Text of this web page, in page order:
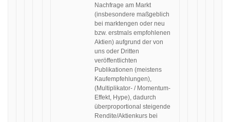
Nachfrage am Markt
(insbesondere maßgeblich
bei marktengen oder neu
bzw. erstmals empfohlenen
Aktien) aufgrund der von
uns oder Dritten
veröffentlichten
Publikationen (meistens
Kaufempfehlungen),
(Multiplikator- / Momentum-
Effekt, Hype), dadurch
überproportional steigende
Rendite/Aktienkurs bei